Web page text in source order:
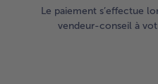
Le paiement s’effectue
vendeur-conseil à